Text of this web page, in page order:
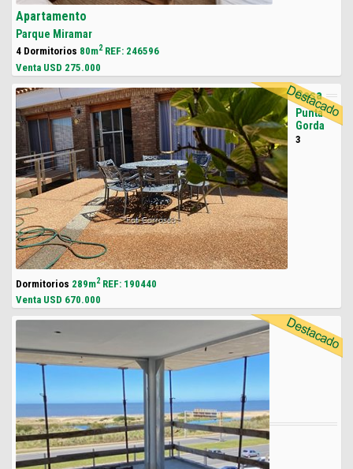
Apartamento
Parque Miramar
4 Dormitorios 80m2REF: 246596
Venta USD 275.000
Casa
Punta
Gorda
3
Dormitorios 289m2REF: 190440
Venta USD 670.000